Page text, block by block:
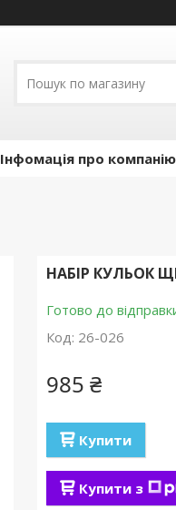
Інфомація про компанію
НАБІР КУЛЬОК
Готово до
Код: 26-026
985 ₴
Купити
Купити з